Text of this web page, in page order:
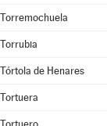
Torremochuela
Torrubia
Tórtola de Henares
Tortuera